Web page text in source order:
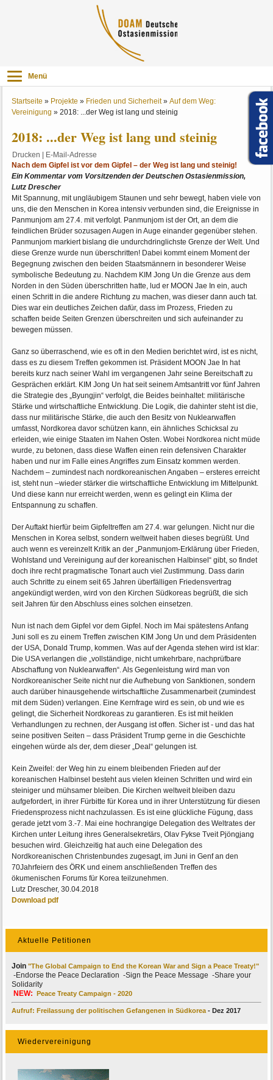
Menü
Startseite » Projekte » Frieden und Sicherheit»Auf dem Weg:
Vereinigung »2018: ...der Weg ist lang und steinig
2018: ...der Weg ist lang und steinig
Drucken
E-Mail-Adresse
Nach dem Gipfel ist vor dem Gipfel – der Weg ist lang und steinig!
Ein Kommentar vom Vorsitzenden der Deutschen Ostasienmission,
Lutz Drescher
Mit Spannung, mit ungläubigem Staunen und sehr bewegt, haben viele von
uns, die den Menschen in Korea intensiv verbunden sind, die Ereignisse in
Panmunjom am 27.4. mit verfolgt. Panmunjom ist der Ort, an dem die
feindlichen Brüder sozusagen Augen in Auge einander gegenüber stehen.
Panmunjom markiert bislang die undurchdringlichste Grenze der Welt. Und
diese Grenze wurde nun überschritten! Dabei kommt einem Moment der
Begegnung zwischen den beiden Staatsmännern in besonderer Weise
symbolische Bedeutung zu. Nachdem KIM Jong Un die Grenze aus dem
Norden in den Süden überschritten hatte, lud er MOON Jae In ein, auch
einen Schritt in die andere Richtung zu machen, was dieser dann auch tat.
Dies war ein deutliches Zeichen dafür, dass im Prozess, Frieden zu
schaffen beide Seiten Grenzen überschreiten und sich aufeinander zu
bewegen müssen.
Ganz so überraschend, wie es oft in den Medien berichtet wird, ist es nicht,
dass es zu diesem Treffen gekommen ist. Präsident MOON Jae In hat
bereits kurz nach seiner Wahl im vergangenen Jahr seine Bereitschaft zu
Gesprächen erklärt. KIM Jong Un hat seit seinem Amtsantritt vor fünf Jahren
die Strategie des „Byungjin“ verfolgt, die Beides beinhaltet: militärische
Stärke und wirtschaftliche Entwicklung. Die Logik, die dahinter steht ist die,
dass nur militärische Stärke, die auch den Besitz von Nuklearwaffen
umfasst, Nordkorea davor schützen kann, ein ähnliches Schicksal zu
erleiden, wie einige Staaten im Nahen Osten. Wobei Nordkorea nicht müde
wurde, zu betonen, dass diese Waffen einen rein defensiven Charakter
haben und nur im Falle eines Angriffes zum Einsatz kommen werden.
Nachdem – zumindest nach nordkoreanischen Angaben – ersteres erreicht
ist, steht nun –wieder stärker die wirtschaftliche Entwicklung im Mittelpunkt.
Und diese kann nur erreicht werden, wenn es gelingt ein Klima der
Entspannung zu schaffen.
Der Auftakt hierfür beim Gipfeltreffen am 27.4. war gelungen. Nicht nur die
Menschen in Korea selbst, sondern weltweit haben dieses begrüßt. Und
auch wenn es vereinzelt Kritik an der „Panmunjom-Erklärung über Frieden,
Wohlstand und Vereinigung auf der koreanischen Halbinsel“ gibt, so findet
doch ihre recht pragmatische Tonart auch viel Zustimmung. Dass darin
auch Schritte zu einem seit 65 Jahren überfälligen Friedensvertrag
angekündigt werden, wird von den Kirchen Südkoreas begrüßt, die sich
seit Jahren für den Abschluss eines solchen einsetzen.
Nun ist nach dem Gipfel vor dem Gipfel. Noch im Mai spätestens Anfang
Juni soll es zu einem Treffen zwischen KIM Jong Un und dem Präsidenten
der USA, Donald Trump, kommen. Was auf der Agenda stehen wird ist klar:
Die USA verlangen die „vollständige, nicht umkehrbare, nachprüfbare
Abschaffung von Nuklearwaffen“. Als Gegenleistung wird man von
Nordkoreanischer Seite nicht nur die Aufhebung von Sanktionen, sondern
auch darüber hinausgehende wirtschaftliche Zusammenarbeit (zumindest
mit dem Süden) verlangen. Eine Kernfrage wird es sein, ob und wie es
gelingt, die Sicherheit Nordkoreas zu garantieren. Es ist mit heiklen
Verhandlungen zu rechnen, der Ausgang ist offen. Sicher ist - und das hat
seine positiven Seiten – dass Präsident Trump gerne in die Geschichte
eingehen würde als der, dem dieser „Deal“ gelungen ist.
Kein Zweifel: der Weg hin zu einem bleibenden Frieden auf der
koreanischen Halbinsel besteht aus vielen kleinen Schritten und wird ein
steiniger und mühsamer bleiben. Die Kirchen weltweit bleiben dazu
aufgefordert, in ihrer Fürbitte für Korea und in ihrer Unterstützung für diesen
Friedensprozess nicht nachzulassen. Es ist eine glückliche Fügung, dass
gerade jetzt vom 3.-7. Mai eine hochrangige Delegation des Weltrates der
Kirchen unter Leitung ihres Generalsekretärs, Olav Fykse Tveit Pjöngjang
besuchen wird. Gleichzeitig hat auch eine Delegation des
Nordkoreanischen Christenbundes zugesagt, im Juni in Genf an den
70Jahrfeiern des ÖRK und einem anschließenden Treffen des
ökumenischen Forums für Korea teilzunehmen.
Lutz Drescher, 30.04.2018
Download pdf
Aktuelle Petitionen
Join"The Global Campaign to End the Korean War and Sign a Peace Treaty!"
-Endorse the Peace Declaration -Sign the Peace Message -Share your
Solidarity
NEW:
Peace Treaty Campaign - 2020
Aufruf: Freilassung der politischen Gefangenen in Südkorea- Dez 2017
Wiedervereinigung